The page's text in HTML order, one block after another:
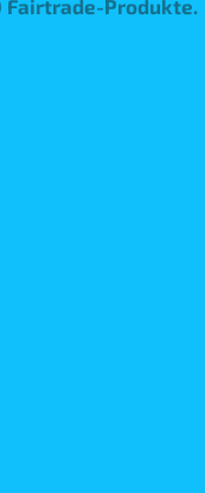
Fairtrade-Produkte.